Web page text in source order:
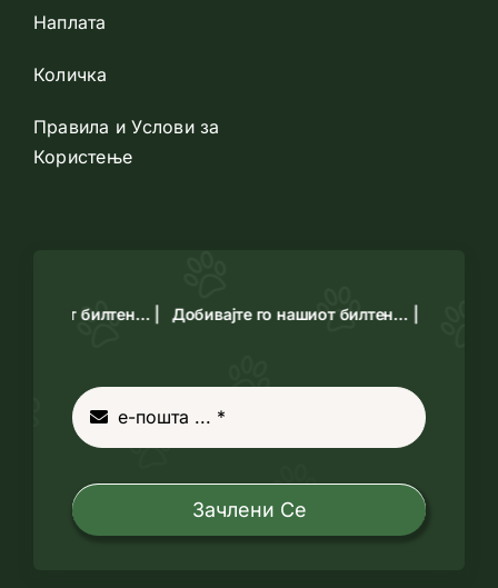
Наплата
Количка
Правила и Услови за
Користење
нашиот билтен… | Добивајте го нашиот билтен… |
Зачлени Се